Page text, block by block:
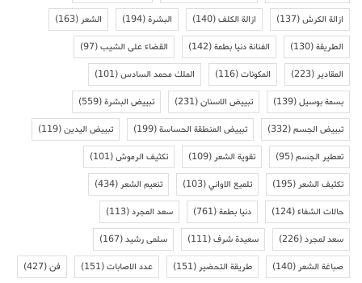
ازالة الكرش(137) ازالة الكلف(140) البشرة(194) الشعر(163)
الطريقة(130) الفنانة دنيا بطمة(142) القضاء على الشيب(97)
المقادير(223) المكونات(116) الملك محمد السادس(101)
بسمة بوسيل(139) تبييض الاسنان(231) تبييض البشرة(559)
تبييض الجسم(332) تبييض المنطقة الحساسة(199) تبييض اليدين(119)
تعطير الجسم(95) تقوية الشعر(109) تكثيف الرموش(101)
تكثيف الشعر(195) تلميع الاواني(103) تنعيم الشعر(434)
حالات الشفاء(124) دنيا بطمة(761) سعد المجرد(113)
سعد لمجرد(226) سعيدة شرف(111) سلمى رشيد(167)
صباغة الشعر(140) طريقة التحضير(151) عدد الاصابات(151) فن(427)